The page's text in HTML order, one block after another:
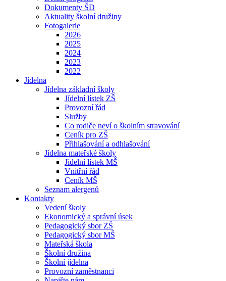
Dokumenty ŠD
Aktuality školní družiny
Fotogalerie
2026
2025
2024
2023
2022
Jídelna
Jídelna základní školy
Jídelní lístek ZŠ
Provozní řád
Služby
Co rodiče neví o školním stravování
Ceník pro ZŠ
Přihlašování a odhlašování
Jídelna mateřské školy
Jídelní lístek MŠ
Vnitřní řád
Ceník MŠ
Seznam alergenů
Kontakty
Vedení školy
Ekonomický a správní úsek
Pedagogický sbor ZŠ
Pedagogický sbor MŠ
Mateřská škola
Školní družina
Školní jídelna
Provozní zaměstnanci